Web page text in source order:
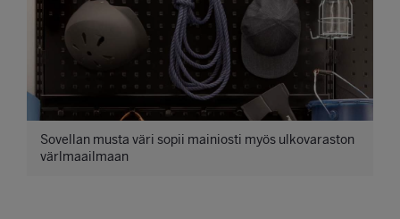
Sovellan musta väri sopii mainiosti myös ulkovaraston
värlmaailmaan